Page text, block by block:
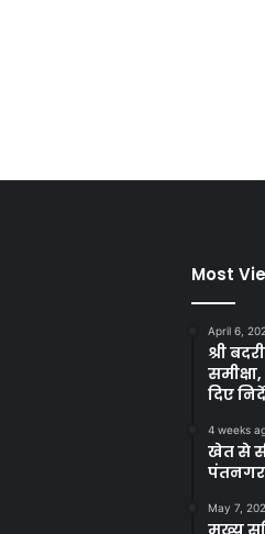
Most
April 6,
श्री
दिए
4 weeks
खेत से
पंतनगर
May 7,
मुख्य